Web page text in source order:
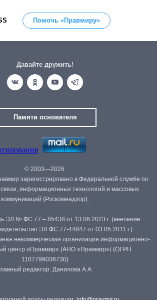
Помочь «Правмиру»
Давайте дружить!
Памяти основателя
© 2003—2026.
зарегистрировано в Федеральной службе по
информационных технологий и массовых
коммуникаций (Роскомнадзор).
ЭЛ № ФС 77 – 85438 от 13.06.2023 г. (внесение
ЭЛ ФС 77-44847 от 03.05.2011 г.)
некоммерческая организация информационно-
центр «Правмир» (АНО «Правмир») (ОГРН
1107799036730)
редактор: Данилова А.А.